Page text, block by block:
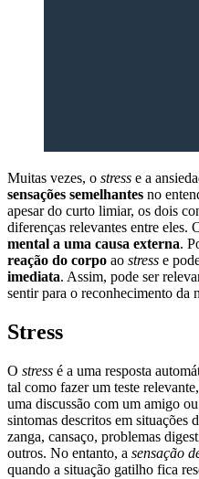
Muitas vezes, o stress e a
sensações semelhantes no
apesar do curto limiar, os dois
diferenças relevantes entre eles.
mental a uma causa externa.
reação do corpo ao stress e
imediata. Assim, pode ser
sentir para o reconhecimento da
Stress
O stress é a uma resposta
tal como fazer um teste
uma discussão com um amigo
sintomas descritos em situações
zanga, cansaço, problemas
outros. No entanto, a sensação
quando a situação gatilho fica